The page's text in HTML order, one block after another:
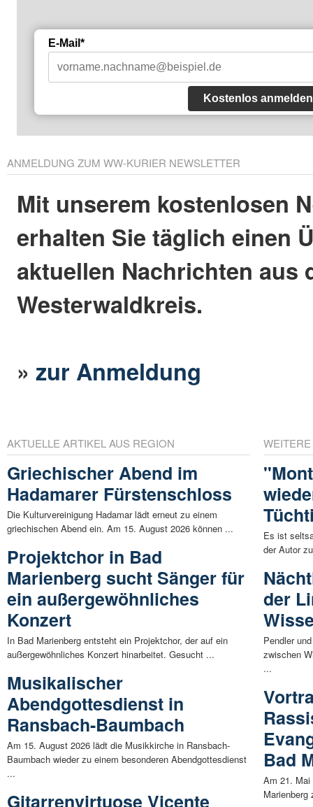
E-Mail*
Kostenlos anmelden
ANMELDUNG ZUM WW-KURIER NEWSLETTER
Mit unserem kostenlosen
erhalten Sie täglich einen
aktuellen Nachrichten aus
Westerwaldkreis.
»zur Anmeldung
AKTUELLE ARTIKEL AUS REGION
Griechischer Abend im
Hadamarer Fürstenschloss
Die Kulturvereinigung Hadamar lädt erneut zu einem
griechischen Abend ein. Am 15. August 2026 können ...
Projektchor in Bad
Marienberg sucht Sänger für
ein außergewöhnliches
Konzert
In Bad Marienberg entsteht ein Projektchor, der auf ein
außergewöhnliches Konzert hinarbeitet. Gesucht ...
Musikalischer
Abendgottesdienst in
Ransbach-Baumbach
Am 15. August 2026 lädt die Musikkirche in Ransbach-
Baumbach wieder zu einem besonderen Abendgottesdienst
...
Gitarrenvirtuose Vicente
Es ist
der Autor
der
Pendler
zwischen
...
Bad
Am 21.
Marienberg